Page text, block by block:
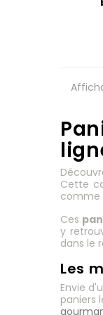
Cette
comme
Ces
y
dans le
Les
Envie
paniers